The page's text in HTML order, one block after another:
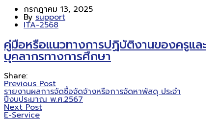
กรกฎาคม 13, 2025
By support
ITA-2568
คู่มือหรือแนวทางการปฏิบัติงานของครูและ
บุคลากรทางการศึกษา
Share:
Previous Post
รายงานผลการจัดซื้อจัดจ้างหรือการจัดหาพัสดุ ประจำ
ปีงบประมาณ พ.ศ.2567
Next Post
E-Service